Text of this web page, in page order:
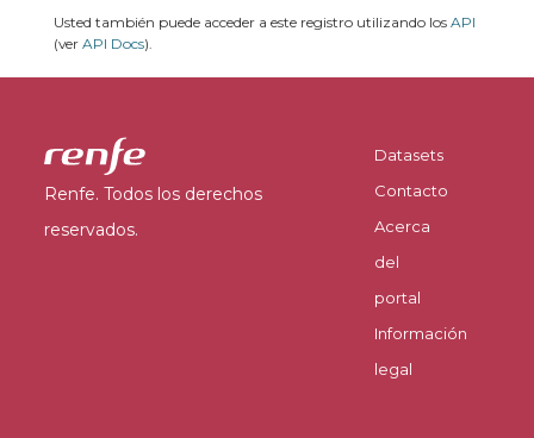
Usted también puede acceder a este registro utilizando los API
(ver API Docs).
Renfe. Todos los derechos
reservados.
Datasets
Contacto
Acerca
del
portal
Información
legal